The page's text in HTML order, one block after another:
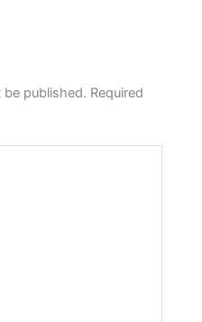
be published. Required